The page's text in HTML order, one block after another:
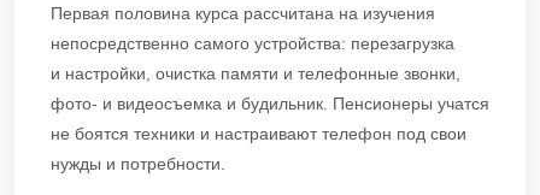
Первая половина курса рассчитана на изучения
непосредственно самого устройства: перезагрузка
и настройки, очистка памяти и телефонные звонки,
фото- и видеосъемка и будильник. Пенсионеры учатся
не боятся техники и настраивают телефон под свои
нужды и потребности.